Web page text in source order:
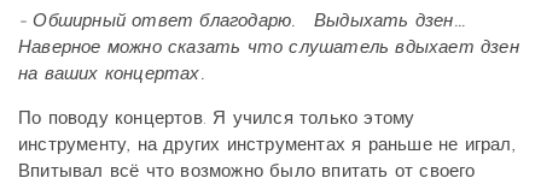
- Обширный ответ благодарю. Выдыхать дзен...
Наверное можно сказать что слушатель вдыхает дзен
на ваших концертах.
По поводу концертов. Я учился только этому
инструменту, на других инструментах я раньше не играл,
Впитывал всё что возможно было впитать от своего